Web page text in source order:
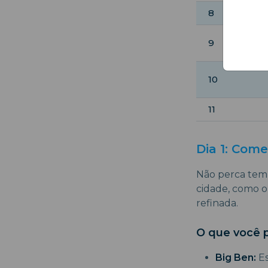
8
9
10
11
Dia 1:
Não perca
cidade, como
refinada.
O que você
Big Ben: